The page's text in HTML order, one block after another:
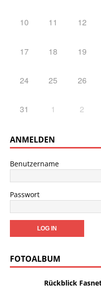
10 11 12
17 18 19
24 25 26
31 1 2
ANMELDEN
Benutzername
Passwort
FOTOALBUM
Rückblick